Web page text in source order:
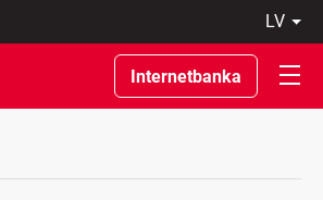
Internetbanka